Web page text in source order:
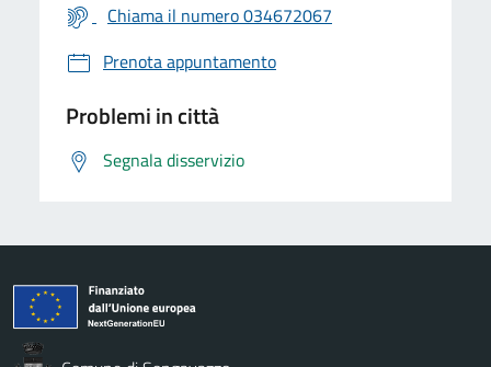
Chiama il numero 034672067
Prenota appuntamento
Problemi in città
Segnala disservizio